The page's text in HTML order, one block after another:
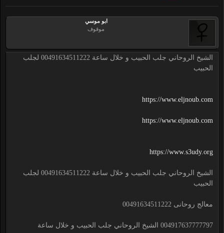
ابو موسي
موقوف
الشيخ الروحاني جلب الحبيب و خلال ساعة 00491634511222 لجلب
الحبيب
https://www.eljnoub.com
https://www.eljnoub.com
https://www.s3udy.org
الشيخ الروحاني جلب الحبيب و خلال ساعة 00491634511222 لجلب
الحبيب
معالج روحانى 00491634511222
004917637777797 الشيخ الروحاني جلب الحبيب و خلال ساعة